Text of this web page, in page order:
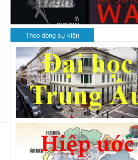
Theo dòng sự kiện